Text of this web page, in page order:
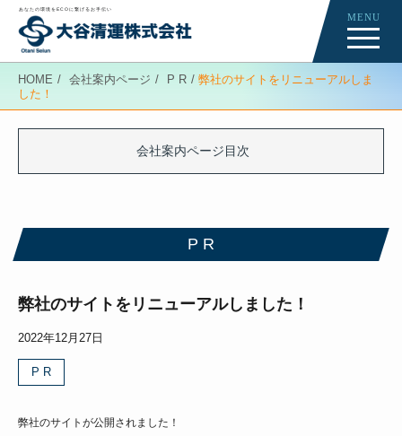
あなたの環境をECOに繋げるお手伝い
MENU
News
P R
Re-Creation
HOME 会社案内ページ P R
弊社のサイトをリニューアルしま
した！
会社案内ページ目次
P R
弊社のサイトをリニューアルしました！
2022年12月27日
P R
弊社のサイトが公開されました！